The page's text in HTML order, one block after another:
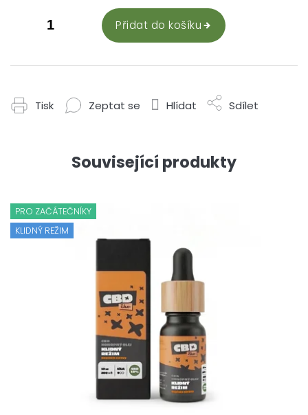
Přidat do košíku
Tisk Zeptat se Hlídat Sdílet
Související produkty
PRO ZAČÁTEČNÍKY
KLIDNÝ REŽIM